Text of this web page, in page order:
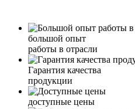
большой опыт
работы в отрасли
Гарантия качества
продукции
доступные цены